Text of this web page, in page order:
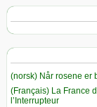
(norsk) Når rosene er
(Français) La France
l’Interrupteur